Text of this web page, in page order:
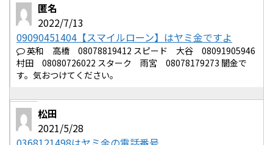
匿名
2022/7/13
09090451404【スマイルローン】はヤミ金ですよ
英和 高橋 08078819412 スピード 大谷 08091905946
村田 08080726022 スターク 雨宮 08078179273 闇金で
す。気おつけてください。
松田
2021/5/28